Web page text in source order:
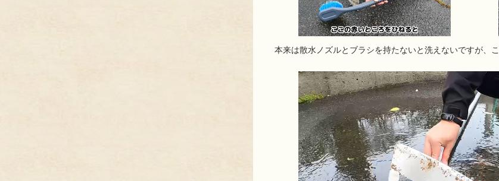
本来は散水ノズルとブラシを持たないと洗えないですが、